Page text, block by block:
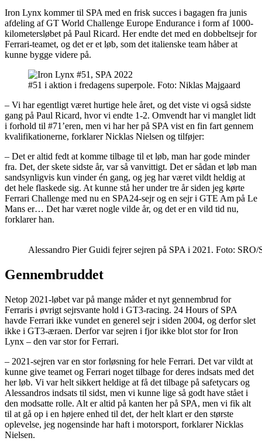
Iron Lynx kommer til SPA med en frisk succes i bagagen fra junis
afdeling af GT World Challenge Europe Endurance i form af 1000-
kilometersløbet på Paul Ricard. Her endte det med en dobbeltsejr for
Ferrari-teamet, og det er et løb, som det italienske team håber at
kunne bygge videre på.
#51 i aktion i fredagens superpole. Foto: Niklas Majgaard
– Vi har egentligt været hurtige hele året, og det viste vi også sidste
gang på Paul Ricard, hvor vi endte 1-2. Omvendt har vi manglet lidt
i forhold til #71’eren, men vi har her på SPA vist en fin fart gennem
kvalifikationerne, forklarer Nicklas Nielsen og tilføjer:
– Det er altid fedt at komme tilbage til et løb, man har gode minder
fra. Det, der skete sidste år, var så vanvittigt. Det er sådan et løb man
sandsynligvis kun vinder én gang, og jeg har været vildt heldig at
det hele flaskede sig. At kunne stå her under tre år siden jeg kørte
Ferrari Challenge med nu en SPA24-sejr og en sejr i GTE Am på Le
Mans er… Det har været nogle vilde år, og det er en vild tid nu,
forklarer han.
Alessandro Pier Guidi fejrer sejren på SPA i 2021. Foto: SRO/
Gennembruddet
Netop 2021-løbet var på mange måder et nyt gennembrud for
Ferraris i øvrigt sejrsvante hold i GT3-racing. 24 Hours of SPA
havde Ferrari ikke vundet en generel sejr i siden 2004, og derfor slet
ikke i GT3-æraen. Derfor var sejren i fjor ikke blot stor for Iron
Lynx – den var stor for Ferrari.
– 2021-sejren var en stor forløsning for hele Ferrari. Det var vildt at
kunne give teamet og Ferrari noget tilbage for deres indsats med det
her løb. Vi var helt sikkert heldige at få det tilbage på safetycars og
Alessandros indsats til sidst, men vi kunne lige så godt have stået i
den modsatte rolle. Alt er altid på kanten her på SPA, men vi fik alt
til at gå op i en højere enhed til det, der helt klart er den største
oplevelse, jeg nogensinde har haft i motorsport, forklarer Nicklas
Nielsen.